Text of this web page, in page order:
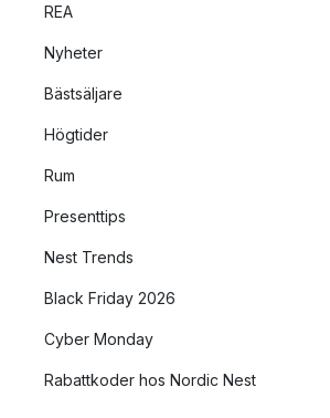
REA
Nyheter
Bästsäljare
Högtider
Rum
Presenttips
Nest Trends
Black Friday 2026
Cyber Monday
Rabattkoder hos Nordic Nest